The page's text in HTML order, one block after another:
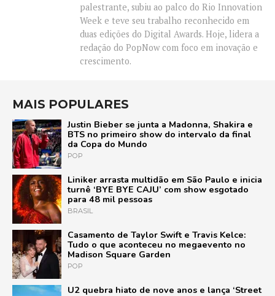
palestrante, subiu ao palco do Rio Innovation
Week e teve seu trabalho reconhecido em
duas edições do Digital Awards. Hoje, lidera a
redação do PopNow com foco em inovação e
crescimento.
MAIS POPULARES
Justin Bieber se junta a Madonna, Shakira e
BTS no primeiro show do intervalo da final
da Copa do Mundo
POP
Liniker arrasta multidão em São Paulo e inicia
turnê ‘BYE BYE CAJU’ com show esgotado
para 48 mil pessoas
BRASIL
Casamento de Taylor Swift e Travis Kelce:
Tudo o que aconteceu no megaevento no
Madison Square Garden
POP
U2 quebra hiato de nove anos e lança ‘Street